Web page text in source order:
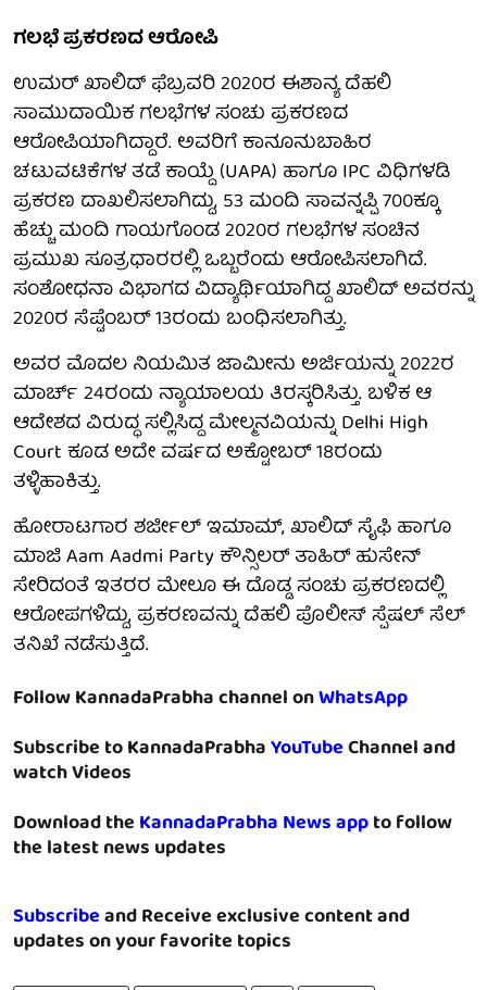
ಗಲಭೆ ಪ್ರಕರಣದ ಆರೋಪಿ
ಉಮರ್ ಖಾಲಿದ್ ಫೆಬ್ರವರಿ 2020ರ ಈಶಾನ್ಯ ದೆಹಲಿ
ಸಾಮುದಾಯಿಕ ಗಲಭೆಗಳ ಸಂಚು ಪ್ರಕರಣದ
ಆರೋಪಿಯಾಗಿದ್ದಾರೆ. ಅವರಿಗೆ ಕಾನೂನುಬಾಹಿರ
ಚಟುವಟಿಕೆಗಳ ತಡೆ ಕಾಯ್ದೆ (UAPA) ಹಾಗೂ IPC ವಿಧಿಗಳಡಿ
ಪ್ರಕರಣ ದಾಖಲಿಸಲಾಗಿದ್ದು, 53 ಮಂದಿ ಸಾವನ್ನಪ್ಪಿ 700ಕ್ಕೂ
ಹೆಚ್ಚು ಮಂದಿ ಗಾಯಗೊಂಡ 2020ರ ಗಲಭೆಗಳ ಸಂಚಿನ
ಪ್ರಮುಖ ಸೂತ್ರಧಾರರಲ್ಲಿ ಒಬ್ಬರೆಂದು ಆರೋಪಿಸಲಾಗಿದೆ.
ಸಂಶೋಧನಾ ವಿಭಾಗದ ವಿದ್ಯಾರ್ಥಿಯಾಗಿದ್ದ ಖಾಲಿದ್ ಅವರನ್ನು
2020ರ ಸೆಪ್ಟೆಂಬರ್ 13ರಂದು ಬಂಧಿಸಲಾಗಿತ್ತು.
ಅವರ ಮೊದಲ ನಿಯಮಿತ ಜಾಮೀನು ಅರ್ಜಿಯನ್ನು 2022ರ
ಮಾರ್ಚ್ 24ರಂದು ನ್ಯಾಯಾಲಯ ತಿರಸ್ಕರಿಸಿತ್ತು. ಬಳಿಕ ಆ
ಆದೇಶದ ವಿರುದ್ಧ ಸಲ್ಲಿಸಿದ್ದ ಮೇಲ್ಮನವಿಯನ್ನು Delhi High
Court ಕೂಡ ಅದೇ ವರ್ಷದ ಅಕ್ಟೋಬರ್ 18ರಂದು
ತಳ್ಳಿಹಾಕಿತ್ತು.
ಹೋರಾಟಗಾರ ಶರ್ಜೀಲ್ ಇಮಾಮ್, ಖಾಲಿದ್ ಸೈಫಿ ಹಾಗೂ
ಮಾಜಿ Aam Aadmi Party ಕೌನ್ಸಿಲರ್ ತಾಹಿರ್ ಹುಸೇನ್
ಸೇರಿದಂತೆ ಇತರರ ಮೇಲೂ ಈ ದೊಡ್ಡ ಸಂಚು ಪ್ರಕರಣದಲ್ಲಿ
ಆರೋಪಗಳಿದ್ದು, ಪ್ರಕರಣವನ್ನು ದೆಹಲಿ ಪೊಲೀಸ್ ಸ್ಪೆಷಲ್ ಸೆಲ್
ತನಿಖೆ ನಡೆಸುತ್ತಿದೆ.
Follow KannadaPrabha channel onWhatsApp
Subscribe to KannadaPrabhaYouTubeChannel and
watch Videos
Download theKannadaPrabha News appto follow
the latest news updates
Subscribeand Receive exclusive content and
updates on your favorite topics